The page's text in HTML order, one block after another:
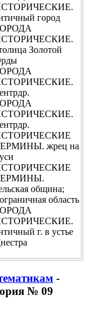
город
Золотой
жрец на
община;
область
г. в устье
-
№ 09